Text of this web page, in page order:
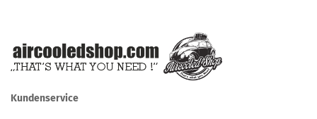
Kundenservice